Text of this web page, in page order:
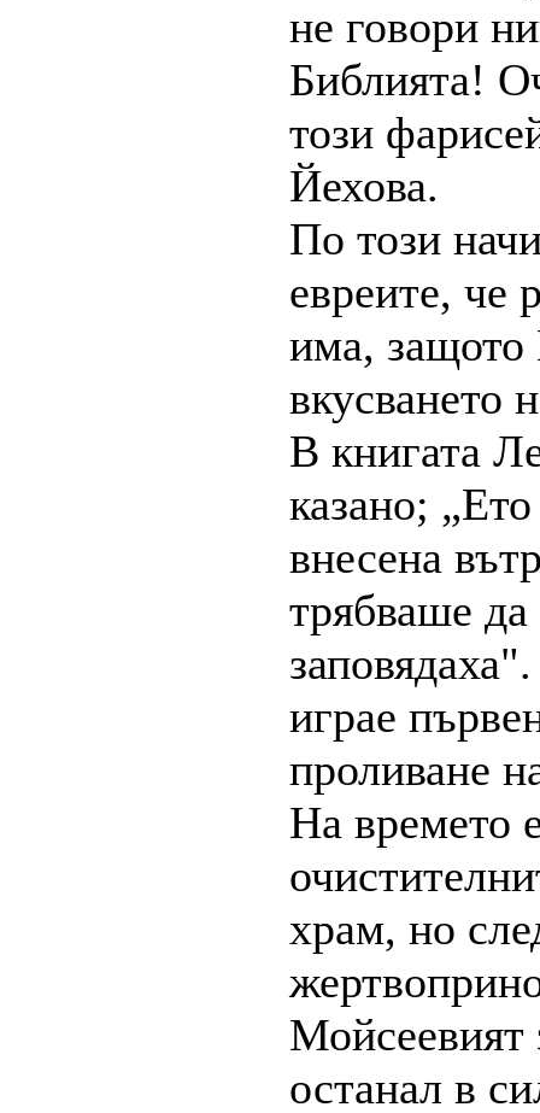
не говори
Библията!
този
Йехова.
По този
евреите, че
има, защото
вкусването
В книгата
казано;
внесена
трябваше да
играе
проливане
На времето
храм, но
Мойсеевият
останал в